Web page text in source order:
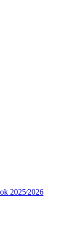
2025⁄2026